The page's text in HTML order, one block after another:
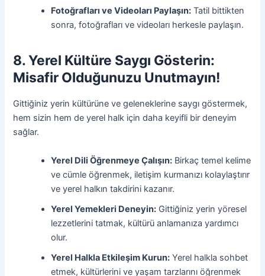
Fotoğrafları ve Videoları Paylaşın: Tatil bittikten
sonra, fotoğrafları ve videoları herkesle paylaşın.
8. Yerel Kültüre Saygı Gösterin:
Misafir Olduğunuzu Unutmayın!
Gittiğiniz yerin kültürüne ve geleneklerine saygı göstermek,
hem sizin hem de yerel halk için daha keyifli bir deneyim
sağlar.
Yerel Dili Öğrenmeye Çalışın: Birkaç temel kelime
ve cümle öğrenmek, iletişim kurmanızı kolaylaştırır
ve yerel halkın takdirini kazanır.
Yerel Yemekleri Deneyin: Gittiğiniz yerin yöresel
lezzetlerini tatmak, kültürü anlamanıza yardımcı
olur.
Yerel Halkla Etkileşim Kurun: Yerel halkla sohbet
etmek, kültürlerini ve yaşam tarzlarını öğrenmek